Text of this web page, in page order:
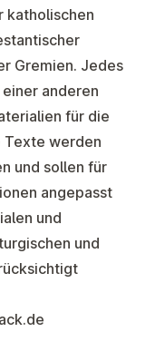
katholischen
Gremien. Jedes
anderen
für die
Texte werden
und sollen für
angepasst
und
und